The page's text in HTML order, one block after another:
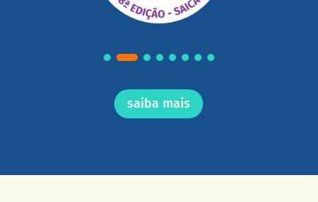
saiba mais